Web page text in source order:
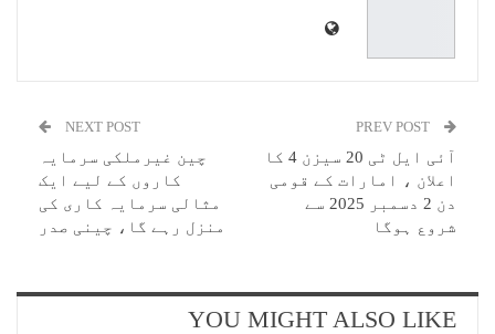
آئی ایل ٹی 20 سیزن 4 کا
اعلان ، امارات کے قومی
دن 2 دسمبر 2025 سے
شروع ہوگا
NEXT POST
چین غیرملکی سرمایہ
کاروں کے لیے ایک
مثالی سرمایہ کاری کی
منزل رہے گا، چینی صدر
YOU MIGHT ALSO LIKE